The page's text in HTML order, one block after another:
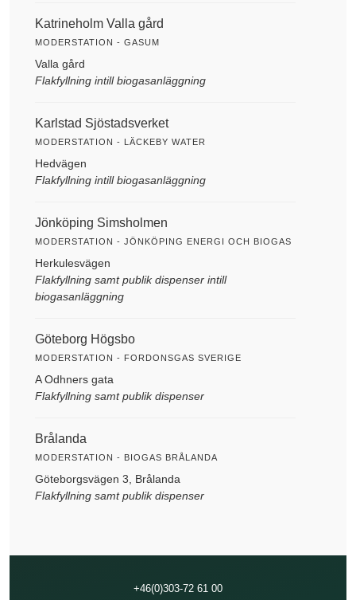
Katrineholm Valla gård
MODERSTATION - GASUM
Valla gård
Flakfyllning intill biogasanläggning
Karlstad Sjöstadsverket
MODERSTATION - LÄCKEBY WATER
Hedvägen
Flakfyllning intill biogasanläggning
Jönköping Simsholmen
MODERSTATION - JÖNKÖPING ENERGI OCH BIOGAS
Herkulesvägen
Flakfyllning samt publik dispenser intill
biogasanläggning
Göteborg Högsbo
MODERSTATION - FORDONSGAS SVERIGE
A Odhners gata
Flakfyllning samt publik dispenser
Brålanda
MODERSTATION - BIOGAS BRÅLANDA
Göteborgsvägen 3, Brålanda
Flakfyllning samt publik dispenser
+46(0)303-72 61 00